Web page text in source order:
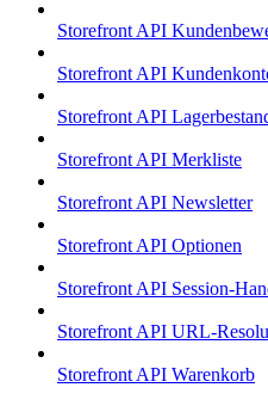
Storefront API
Storefront API
Storefront API
Storefront API Merkliste
Storefront API Newsletter
Storefront API Optionen
Storefront API Session-
Storefront API URL-
Storefront API Warenkorb